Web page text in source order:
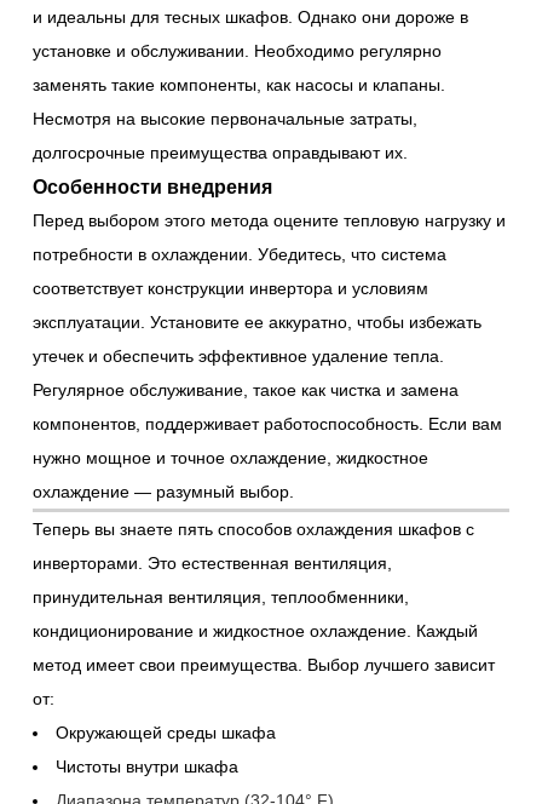
и идеальны для тесных шкафов. Однако они дороже в
установке и обслуживании. Необходимо регулярно
заменять такие компоненты, как насосы и клапаны.
Несмотря на высокие первоначальные затраты,
долгосрочные преимущества оправдывают их.
Особенности внедрения
Перед выбором этого метода оцените тепловую нагрузку и
потребности в охлаждении. Убедитесь, что система
соответствует конструкции инвертора и условиям
эксплуатации. Установите ее аккуратно, чтобы избежать
утечек и обеспечить эффективное удаление тепла.
Регулярное обслуживание, такое как чистка и замена
компонентов, поддерживает работоспособность. Если вам
нужно мощное и точное охлаждение, жидкостное
охлаждение — разумный выбор.
Теперь вы знаете пять способов охлаждения шкафов с
инверторами. Это естественная вентиляция,
принудительная вентиляция, теплообменники,
кондиционирование и жидкостное охлаждение. Каждый
метод имеет свои преимущества. Выбор лучшего зависит
от:
Окружающей среды шкафа
Чистоты внутри шкафа
Диапазона температур (32-104° F)